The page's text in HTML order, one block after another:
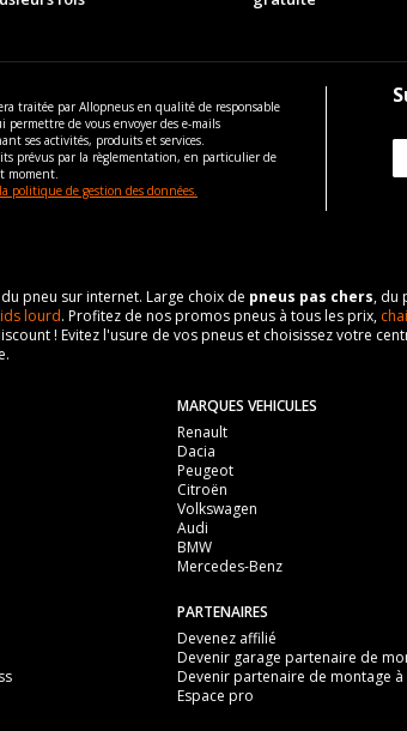
traitée par Allopneus en qualité de responsable
de vous envoyer des e-mails
ses activités, produits et services.
prévus par la règlementation, en particulier de
moment.
la politique de gestion des données.
pneu sur internet. Large choix de pneus pas chers, du
lourd. Profitez de nos promos pneus à tous les prix,
! Evitez l'usure de vos pneus et choisissez votre
MARQUES VEHICULES
Renault
Dacia
Peugeot
Citroën
Volkswagen
Audi
BMW
Mercedes-Benz
PARTENAIRES
Devenez affilié
Devenir garage partenaire de
Devenir partenaire de montage
Espace pro